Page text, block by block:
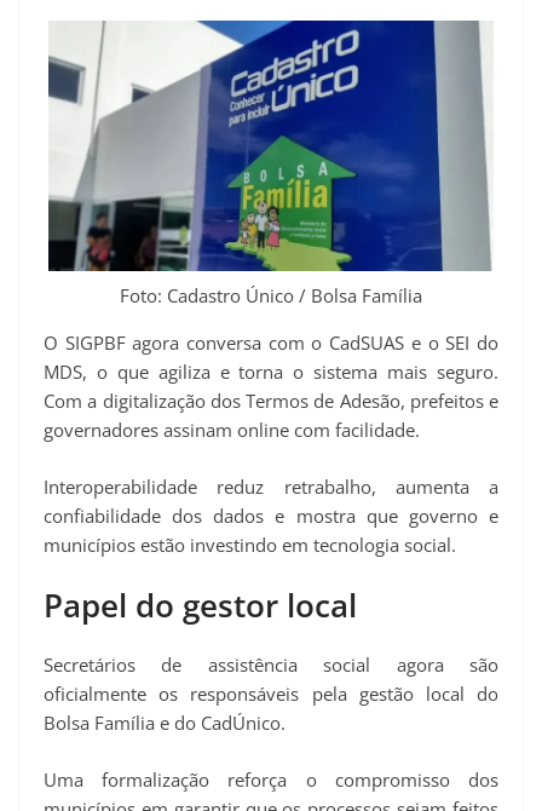
Foto: Cadastro Único / Bolsa Família
O SIGPBF agora conversa com o CadSUAS e o SEI do
MDS, o que agiliza e torna o sistema mais seguro.
Com a digitalização dos Termos de Adesão, prefeitos e
governadores assinam online com facilidade.
Interoperabilidade reduz retrabalho, aumenta a
confiabilidade dos dados e mostra que governo e
municípios estão investindo em tecnologia social.
Papel do gestor local
Secretários de assistência social agora são
oficialmente os responsáveis pela gestão local do
Bolsa Família e do CadÚnico.
Uma formalização reforça o compromisso dos